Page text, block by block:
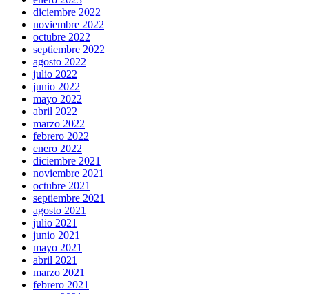
diciembre 2022
noviembre 2022
octubre 2022
septiembre 2022
agosto 2022
julio 2022
junio 2022
mayo 2022
abril 2022
marzo 2022
febrero 2022
enero 2022
diciembre 2021
noviembre 2021
octubre 2021
septiembre 2021
agosto 2021
julio 2021
junio 2021
mayo 2021
abril 2021
marzo 2021
febrero 2021